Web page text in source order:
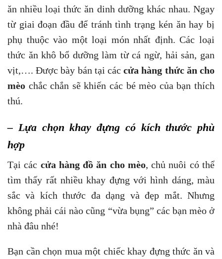
ăn nhiều loại thức ăn dinh dưỡng khác nhau. Ngay
từ giai đoạn đầu để tránh tình trạng kén ăn hay bị
phụ thuộc vào một loại món nhất định. Các loại
thức ăn khô bổ dưỡng làm từ cá ngừ, hải sản, gan
vịt,…. Được bày bán tại cáccửa hàng thức ăn cho
mèo chắc chắn sẽ khiến các bé mèo của bạn thích
thú.
– Lựa chọn khay đựng có kích thước phù
hợp
Tại các cửa hàng đồ ăn cho mèo, chủ nuôi có thể
tìm thấy rất nhiều khay đựng với hình dáng, màu
sắc và kích thước đa dạng và đẹp mắt. Nhưng
không phải cái nào cũng “vừa bụng” các bạn mèo ở
nhà đâu nhé!
Bạn cần chọn mua một chiếc khay đựng thức ăn và